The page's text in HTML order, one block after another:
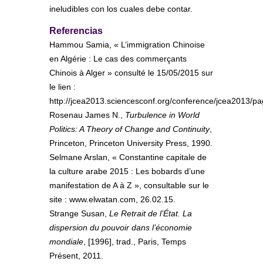
ineludibles con los cuales debe contar.
Referencias
Hammou Samia, « L’immigration Chinoise
en Algérie : Le cas des commerçants
Chinois à Alger » consulté le 15/05/2015 sur
le lien :
http://jcea2013.sciencesconf.org/conference/jcea2013/
Rosenau James N., Turbulence in World
Politics: A Theory of Change and Continuity,
Princeton, Princeton University Press, 1990.
Selmane Arslan, « Constantine capitale de
la culture arabe 2015 : Les bobards d’une
manifestation de A à Z », consultable sur le
site : www.elwatan.com, 26.02.15.
Strange Susan, Le Retrait de l’État. La
dispersion du pouvoir dans l’économie
mondiale , [1996], trad., Paris, Temps
Présent, 2011.